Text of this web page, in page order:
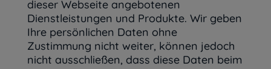
dieser Webseite angebotenen
Dienstleistungen und Produkte. Wir geben
Ihre persönlichen Daten ohne
Zustimmung nicht weiter, können jedoch
nicht ausschließen, dass diese Daten beim